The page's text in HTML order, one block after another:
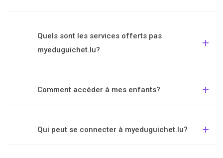
Quels sont les services offerts pas
myeduguichet.lu?
Comment accéder à mes enfants?
Qui peut se connecter à myeduguichet.lu?